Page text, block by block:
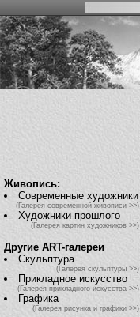
Живопись:
Современные художники
(Галерея современной живописи >>)
Художники прошлого
(Галерея картин художников >>)
Другие ART-галереи
Скульптура
(Галерея скульптуры >>)
Прикладное искусство
(Галерея прикладного искусства >>)
Графика
(Галерея рисунка и графики >>)